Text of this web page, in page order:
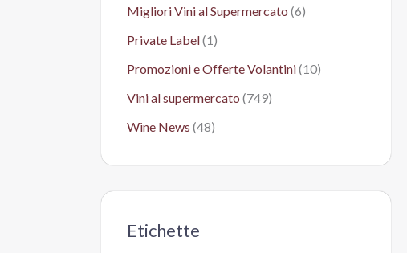
Migliori Vini al Supermercato (6)
Private Label(1)
Promozioni e Offerte Volantini(10)
Vini al supermercato (749)
Wine News (48)
Etichette